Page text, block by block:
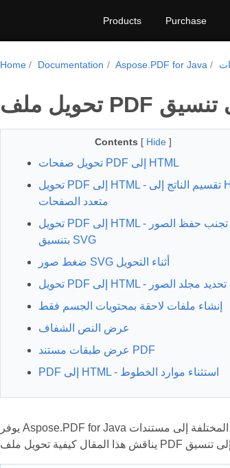
Products Purchase
Home Documentation Aspose.PDF for Java
Contents [ Hide ]
تحويل صفحات PDF إلى HTML
تحويل PDF إلى HTML - تقسيم الناتج إلى HTML
متعدد الصفحات
تحويل PDF إلى HTML - تجنب حفظ الصور
بتنسيق SVG
ضغط صور SVG أثناء التحويل
تحويل PDF إلى HTML - تحديد مجلد الصور
إنشاء ملفات لاحقة بمحتويات الجسم فقط
عرض النص الشفاف
عرض طبقات مستند PDF
PDF إلى HTML - استثناء موارد الخطوط
يوفر Aspose.PDF for Java العديد من الميزات لتحويل صيغ الملفات المختلفة إلى مستندات PDF وتحويل ملفات PDF إلى صيغ إخراج مختلفة.